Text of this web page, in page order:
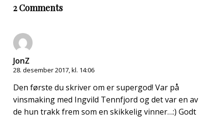
2 Comments
JonZ
28. desember 2017, kl. 14:06
Den første du skriver om er supergod! Var på
vinsmaking med Ingvild Tennfjord og det var en av
de hun trakk frem som en skikkelig vinner…:) Godt